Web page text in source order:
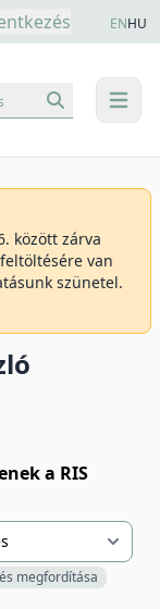
ENHU
menu
között zárva
van
szünetel.
a RIS
megfordítása